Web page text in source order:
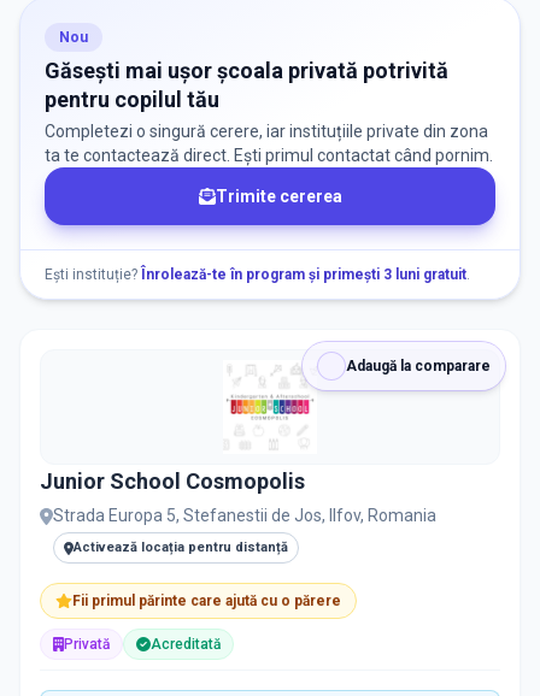
Nu există informații despre locuri libere
Nu există informații despre job-uri
PRIVAT / DE STAT
Toate Private
Nou
Găsești mai ușor școala privată potrivită
pentru copilul tău
Completezi o singură cerere, iar instituțiile private din zona
ta te contactează direct. Ești primul contactat când pornim.
Trimite cererea
Ești instituție? Înrolează-te în program și primești 3 luni gratuit.
Adaugă la comparare
Junior School Cosmopolis
Strada Europa 5, Stefanestii de Jos, Ilfov, Romania
Activează locația pentru distanță
Fii primul părinte care ajută cu o părere
Privată Acreditată